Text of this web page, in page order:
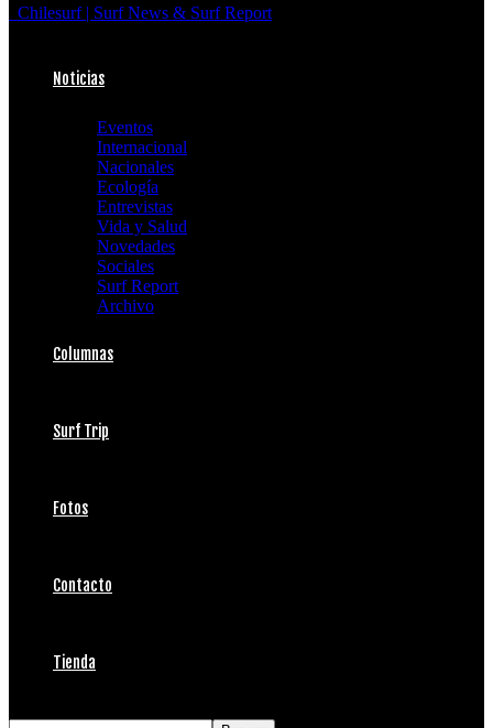
Chilesurf | Surf News & Surf Report
Noticias
Eventos
Internacional
Nacionales
Ecología
Entrevistas
Vida y Salud
Novedades
Sociales
Surf Report
Archivo
Columnas
Surf Trip
Fotos
Contacto
Tienda